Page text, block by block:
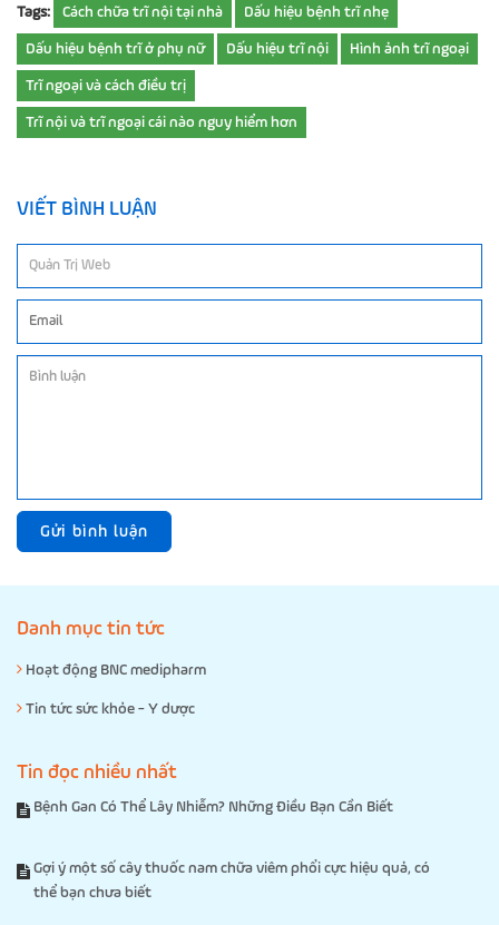
Tags: Cách chữa trĩ nội tại nhà Dấu hiệu bệnh trĩ nhẹ
Dấu hiệu bệnh trĩ ở phụ nữ Dấu hiệu trĩ nội Hình ảnh trĩ ngoại
Trĩ ngoại và cách điều trị
Trĩ nội và trĩ ngoại cái nào nguy hiểm hơn
VIẾT BÌNH LUẬN
Gửi bình luận
Danh mục tin tức
Hoạt động BNC medipharm
Tin tức sức khỏe - Y dược
Tin đọc nhiều nhất
Bệnh Gan Có Thể Lây Nhiễm? Những Điều Bạn Cần Biết
Gợi ý một số cây thuốc nam chữa viêm phổi cực hiệu quả, có
thể bạn chưa biết